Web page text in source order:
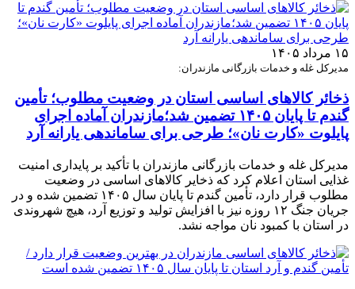
۱۵ مرداد ۱۴۰۵
مدیرکل غله و خدمات بازرگانی مازندران:
ذخائر کالاهای اساسی استان در وضعیت مطلوب؛ تأمین
گندم تا پایان ۱۴۰۵ تضمین شد؛مازندران آماده اجرای
پایلوت «کارت نان»؛ طرحی برای ساماندهی یارانه آرد
مدیرکل غله و خدمات بازرگانی مازندران با تأکید بر پایداری امنیت
غذایی استان اعلام کرد که ذخایر کالاهای اساسی در وضعیت
مطلوب قرار دارد، تأمین گندم تا پایان سال ۱۴۰۵ تضمین شده و در
جریان جنگ ۱۲ روزه نیز با افزایش تولید و توزیع آرد، هیچ شهروندی
در استان با کمبود نان مواجه نشد.